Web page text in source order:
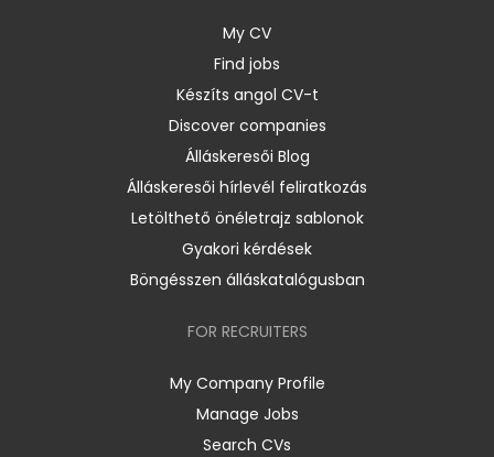
My CV
Find jobs
Készíts angol CV-t
Discover companies
Álláskeresői Blog
Álláskeresői hírlevél feliratkozás
Letölthető önéletrajz sablonok
Gyakori kérdések
Böngésszen álláskatalógusban
FOR RECRUITERS
My Company Profile
Manage Jobs
Search CVs